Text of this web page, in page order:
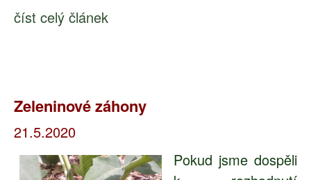
číst celý článek
Zeleninové záhony
21.5.2020
Pokud jsme dospěli